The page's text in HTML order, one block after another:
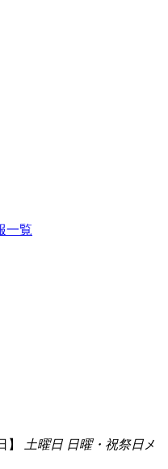
一覧
】 土曜日 日曜・祝祭日 メ